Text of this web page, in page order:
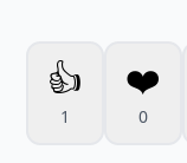
👍
1
❤️
0